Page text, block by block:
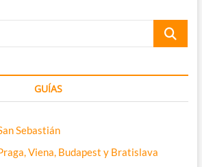
Buscar
GUÍAS